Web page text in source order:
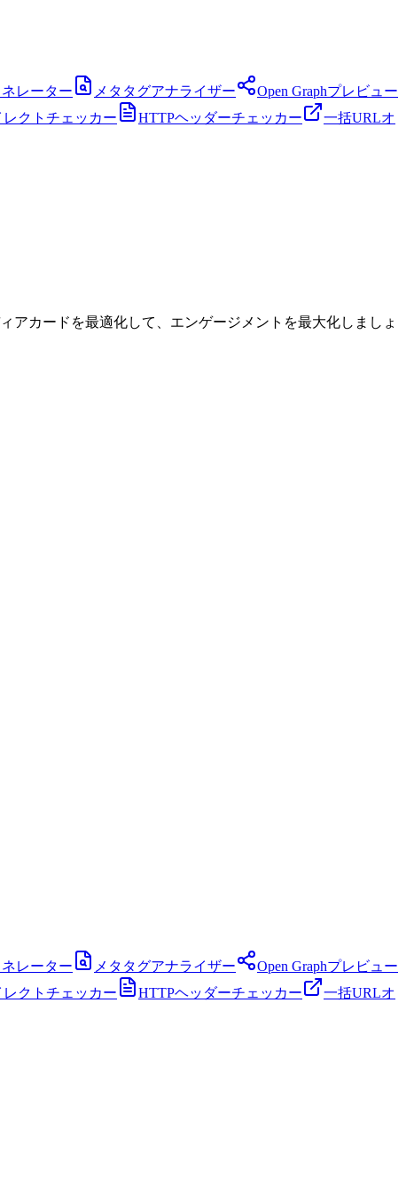
レーター メタタグアナライザー
Open Graphプレビュー
レクトチェッカー HTTPヘッダーチェッカー
一括URLオ
アカードを最適化して、エンゲージメントを最大化しましょ
レーター メタタグアナライザー
Open Graphプレビュー
レクトチェッカー HTTPヘッダーチェッカー
一括URLオ